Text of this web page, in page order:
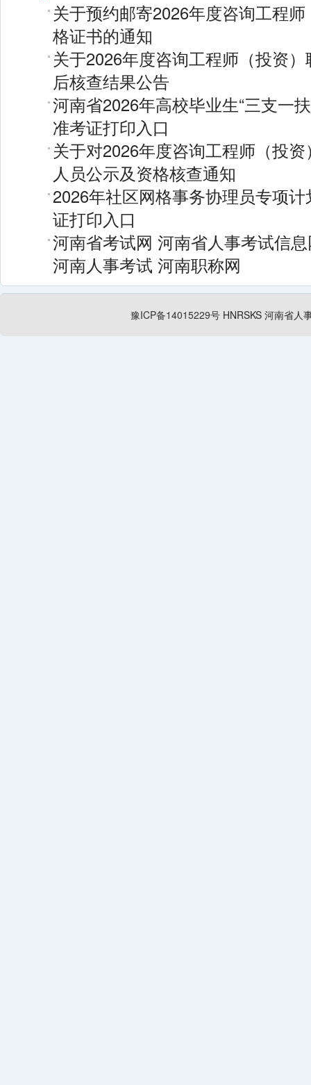
关于预约邮寄2026年度咨询工程
格证书的通知
关于2026年度咨询工程师（投资
后核查结果公告
河南省2026年高校毕业生“三支一
准考证打印入口
关于对2026年度咨询工程师（投
人员公示及资格核查通知
2026年社区网格事务协理员专项
证打印入口
河南省考试网 河南省人事考试信
河南人事考试 河南职称网
豫ICP备14015229号 HNRSKS 河南省人